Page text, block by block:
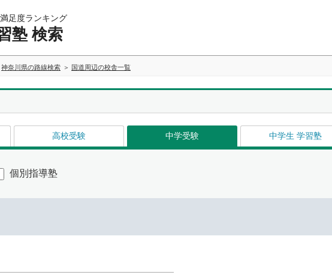
足度ランキング
塾 検索
神奈川県の路線検索 国道周辺の校舎一覧
高校受験 中学受験 中学生 学習塾
個別指導塾